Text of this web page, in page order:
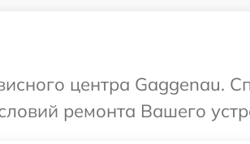
центра Gaggenau.
ремонта Вашего